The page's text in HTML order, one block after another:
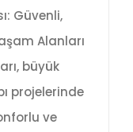
Güvenli,
Alanları
büyük
projelerinde
ve